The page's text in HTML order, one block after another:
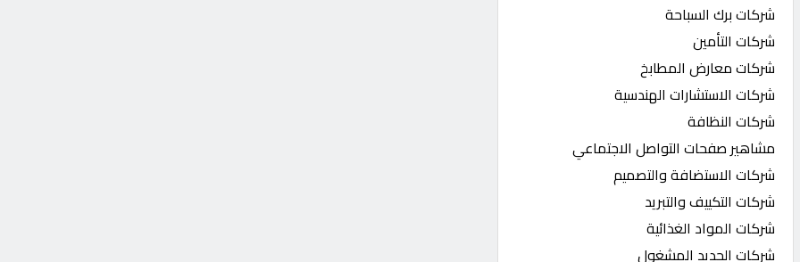
الدليل
القطري
POWERED
QHOST
شركات برك السباحة
شركات التأمين
شركات معارض المطابخ
شركات الاستشارات الهندسية
شركات النظافة
مشاهير صفحات التواصل الاجتماعي
شركات الاستضافة والتصميم
شركات التكييف والتبريد
شركات المواد الغذائية
شركات الحديد المشغول